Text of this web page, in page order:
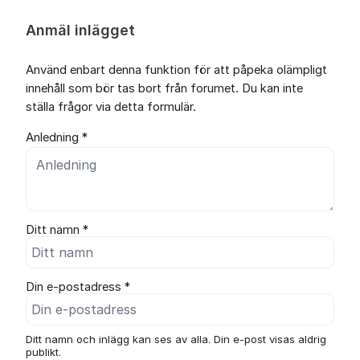
Anmäl inlägget
Använd enbart denna funktion för att påpeka olämpligt
innehåll som bör tas bort från forumet. Du kan inte
ställa frågor via detta formulär.
Anledning *
Ditt namn *
Din e-postadress *
Ditt namn och inlägg kan ses av alla. Din e-post visas aldrig
publikt.